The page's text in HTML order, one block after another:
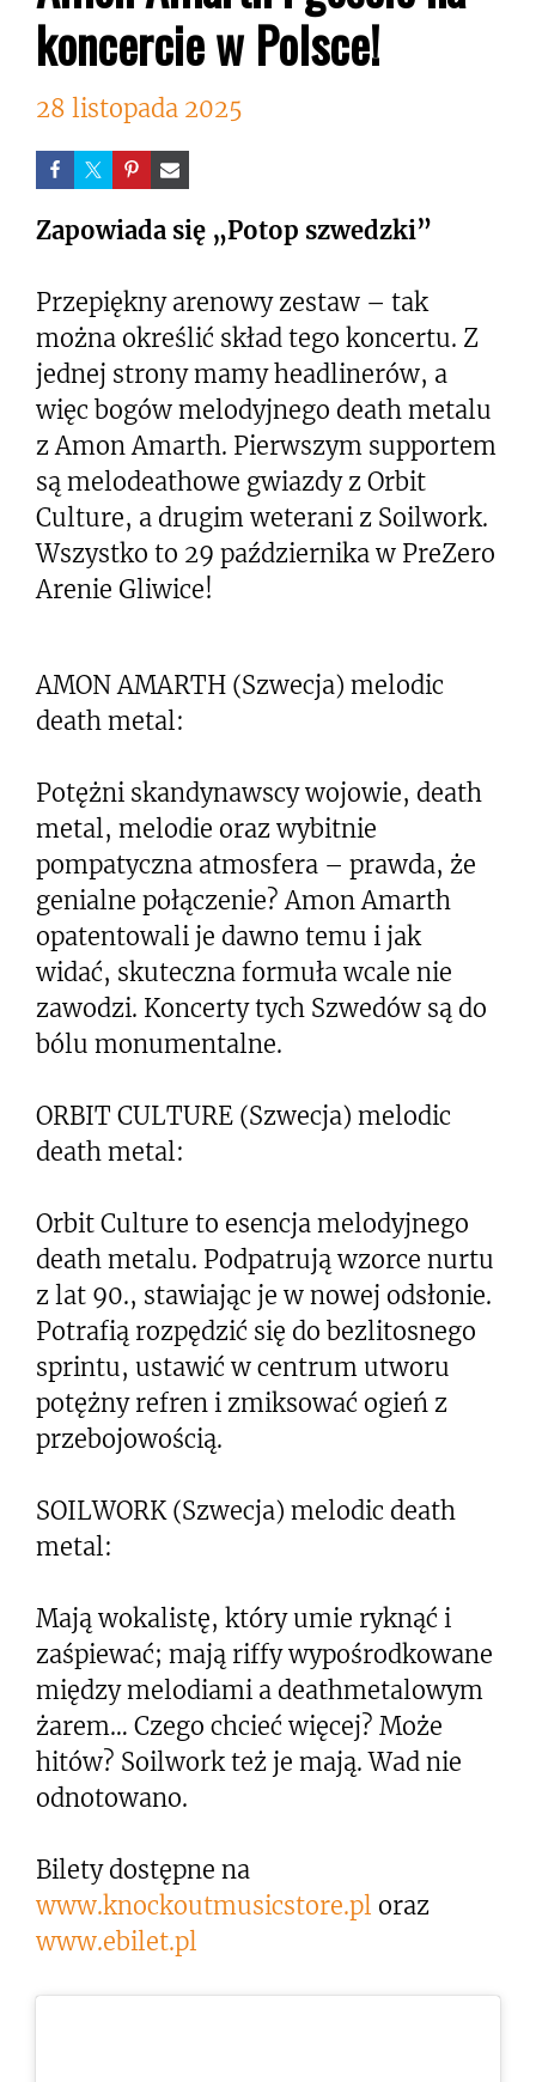
koncercie w Polsce!
28 listopada 2025
Zapowiada się „Potop szwedzki”
Przepiękny arenowy zestaw – tak
można określić skład tego koncertu. Z
jednej strony mamy headlinerów, a
więc bogów melodyjnego death metalu
z Amon Amarth. Pierwszym supportem
są melodeathowe gwiazdy z Orbit
Culture, a drugim weterani z Soilwork.
Wszystko to 29 października w PreZero
Arenie Gliwice!
AMON AMARTH (Szwecja) melodic
death metal:
Potężni skandynawscy wojowie, death
metal, melodie oraz wybitnie
pompatyczna atmosfera – prawda, że
genialne połączenie? Amon Amarth
opatentowali je dawno temu i jak
widać, skuteczna formuła wcale nie
zawodzi. Koncerty tych Szwedów są do
bólu monumentalne.
ORBIT CULTURE (Szwecja) melodic
death metal:
Orbit Culture to esencja melodyjnego
death metalu. Podpatrują wzorce nurtu
z lat 90., stawiając je w nowej odsłonie.
Potrafią rozpędzić się do bezlitosnego
sprintu, ustawić w centrum utworu
potężny refren i zmiksować ogień z
przebojowością.
SOILWORK (Szwecja) melodic death
metal:
Mają wokalistę, który umie ryknąć i
zaśpiewać; mają riffy wypośrodkowane
między melodiami a deathmetalowym
żarem… Czego chcieć więcej? Może
hitów? Soilwork też je mają. Wad nie
odnotowano.
Bilety dostępne na
www.knockoutmusicstore.pl oraz
www.ebilet.pl